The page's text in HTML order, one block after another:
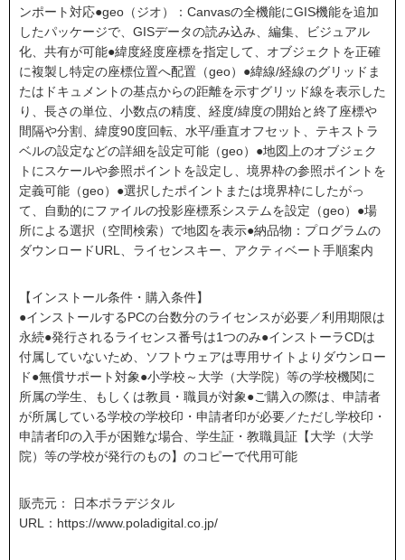
ンポート対応●geo（ジオ）：Canvasの全機能にGIS機能を追加
したパッケージで、GISデータの読み込み、編集、ビジュアル
化、共有が可能●緯度経度座標を指定して、オブジェクトを正確
に複製し特定の座標位置へ配置（geo）●緯線/経線のグリッドま
たはドキュメントの基点からの距離を示すグリッド線を表示した
り、長さの単位、小数点の精度、経度/緯度の開始と終了座標や
間隔や分割、緯度90度回転、水平/垂直オフセット、テキストラ
ベルの設定などの詳細を設定可能（geo）●地図上のオブジェク
トにスケールや参照ポイントを設定し、境界枠の参照ポイントを
定義可能（geo）●選択したポイントまたは境界枠にしたがっ
て、自動的にファイルの投影座標系システムを設定（geo）●場
所による選択（空間検索）で地図を表示●納品物：プログラムの
ダウンロードURL、ライセンスキー、アクティベート手順案内
【インストール条件・購入条件】
●インストールするPCの台数分のライセンスが必要／利用期限は
永続●発行されるライセンス番号は1つのみ●インストーラCDは
付属していないため、ソフトウェアは専用サイトよりダウンロー
ド●無償サポート対象●小学校～大学（大学院）等の学校機関に
所属の学生、もしくは教員・職員が対象●ご購入の際は、申請者
が所属している学校の学校印・申請者印が必要／ただし学校印・
申請者印の入手が困難な場合、学生証・教職員証【大学（大学
院）等の学校が発行のもの】のコピーで代用可能
販売元： 日本ポラデジタル
URL： https://www.poladigital.co.jp/